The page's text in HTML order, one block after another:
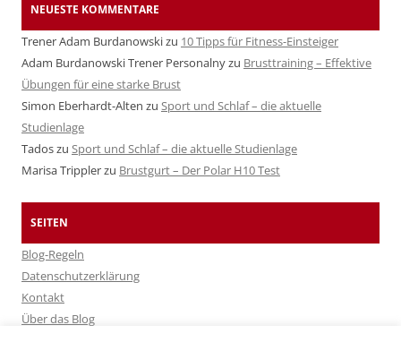
NEUESTE KOMMENTARE
Trener Adam Burdanowskizu 10 Tipps für Fitness-Einsteiger
Adam Burdanowski Trener Personalnyzu Brusttraining – Effektive
Übungen für eine starke Brust
Simon Eberhardt-Alten zu Sport und Schlaf – die aktuelle
Studienlage
Tadoszu Sport und Schlaf – die aktuelle Studienlage
Marisa Tripplerzu Brustgurt – Der Polar H10 Test
SEITEN
Blog-Regeln
Datenschutzerklärung
Kontakt
Über das Blog